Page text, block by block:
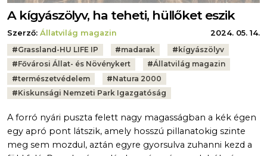
A kígyászölyv, ha teheti, hüllőket eszik
Szerző: Állatvilág magazin
2024. 05. 14.
Tags:
#Grassland-HU LIFE IP #madarak # kígyászölyv
#Fővárosi Állat- és Növénykert #Állatvilág magazin
#természetvédelem #Natura 2000
#Kiskunsági Nemzeti Park Igazgatóság
A forró nyári puszta felett nagy magasságban a kék égen
egy apró pont látszik, amely hosszú pillanatokig szinte
meg sem mozdul, aztán egyre gyorsulva zuhanni kezd a